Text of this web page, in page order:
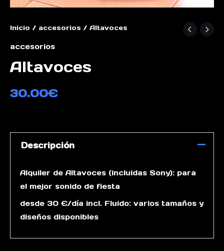
Inicio / accesorios / Altavoces
accesorios
Altavoces
30.00€
Descripción
Alquiler de Altavoces (incluidas Sony): para
el mejor sonido de fiesta
desde 30 €/día incl. Fluido: varios tamaños y
diseños disponibles